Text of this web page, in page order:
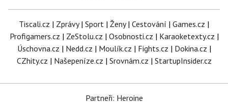
Tiscali.cz | Zprávy| Sport | Ženy| Cestování | Games.cz |
Profigamers.cz | ZeStolu.cz | Osobnosti.cz | Karaoketexty.cz |
Úschovna.cz | Nedd.cz | Moulík.cz | Fights.cz | Dokina.cz |
CZhity.cz | Našepeníze.cz | Srovnám.cz | StartupInsider.cz
Partneři: Heroine